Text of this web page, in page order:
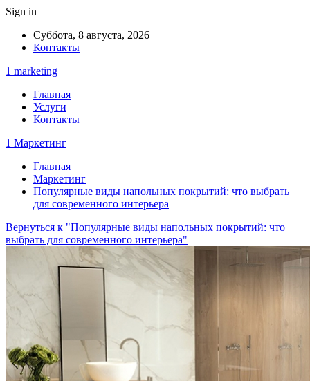
Sign in
Суббота, 8 августа, 2026
Контакты
1 marketing
Главная
Услуги
Контакты
1 Маркетинг
Главная
Маркетинг
Популярные виды напольных покрытий: что выбрать
для современного интерьера
Вернуться к "Популярные виды напольных покрытий: что
выбрать для современного интерьера"